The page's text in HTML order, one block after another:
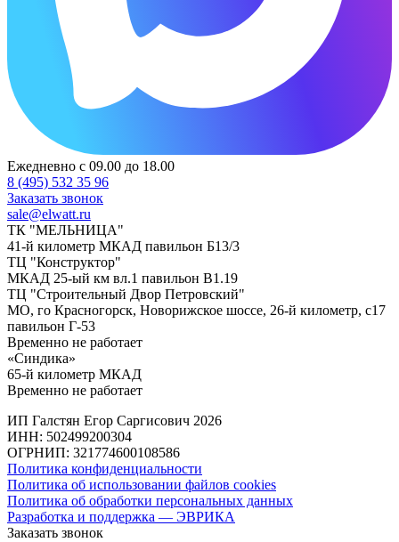
Ежедневно с 09.00 до 18.00
8 (495) 532 35 96
Заказать звонок
sale@elwatt.ru
ТК "МЕЛЬНИЦА"
41-й километр МКАД павильон Б13/3
ТЦ "Конструктор"
МКАД 25-ый км вл.1 павильон В1.19
ТЦ "Строительный Двор Петровский"
МО, го Красногорск, Новорижское шоссе, 26-й километр, с17
павильон Г-53
Временно не работает
«Синдика»
65-й километр МКАД
Временно не работает
ИП Галстян Егор Саргисович 2026
ИНН: 502499200304
ОГРНИП: 321774600108586
Политика конфиденциальности
Политика об использовании файлов cookies
Политика об обработки персональных данных
Разработка и поддержка — ЭВРИКА
Заказать звонок